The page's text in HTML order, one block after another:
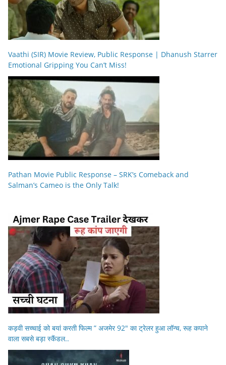
Vaathi (SIR) Movie Review, Public Response | Dhanush Starrer
Emotional Gripping You Can’t Miss!
Pathan Movie Public Response – SRK’s Comeback and
Salman’s Cameo is the Only Talk!
कड़वी सच्चाई को बयां करती फिल्म ” अजमेर 92″ का ट्रेलर हुआ लॉन्च, रूह कपाने
वाला सबसे बड़ा स्कैंडल..